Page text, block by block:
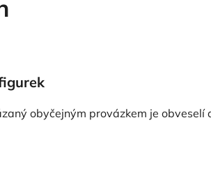
obyčejným provázkem je obveselí